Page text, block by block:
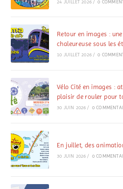
24 JUILLET 2026 / 0
Retour en images :
chaleureuse sous les
10 JUILLET 2026 / 0
Vélo Cité en images :
plaisir de rouler pour
30 JUIN 2026 / 0
En juillet, des
30 JUIN 2026 / 0